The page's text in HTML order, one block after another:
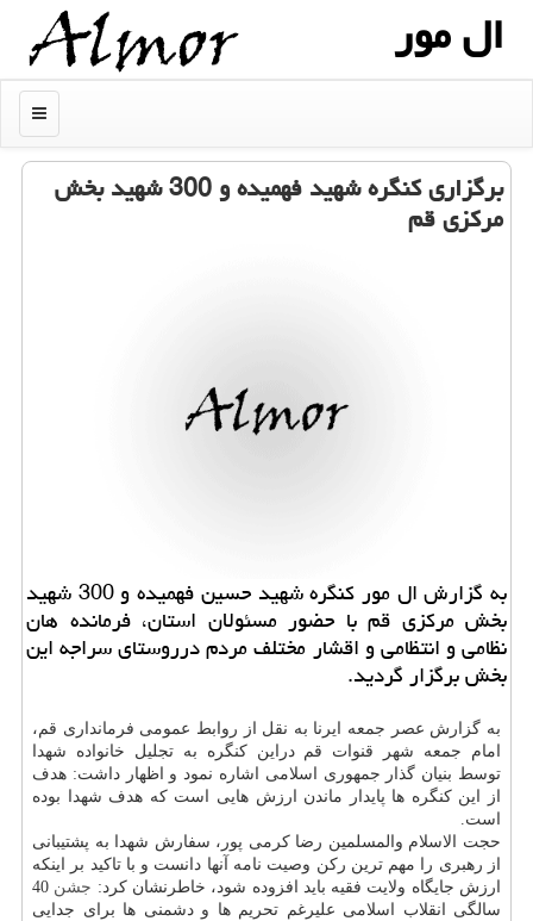
ال مور
منو
برگزاری كنگره شهید فهمیده و 300 شهید بخش
مركزی قم
به گزارش ال مور كنگره شهید حسین فهمیده و 300 شهید
بخش مركزی قم با حضور مسئولان استان، فرمانده هان
نظامی و انتظامی و اقشار مختلف مردم درروستای سراجه این
بخش برگزار گردید.
به گزارش عصر جمعه ایرنا به نقل از روابط عمومی فرمانداری قم،
امام جمعه شهر قنوات قم دراین كنگره به تجلیل خانواده شهدا
توسط بنیان گذار جمهوری اسلامی اشاره نمود و اظهار داشت: هدف
از این كنگره ها پایدار ماندن ارزش هایی است كه هدف شهدا بوده
است.
حجت الاسلام والمسلمین رضا كرمی پور، سفارش شهدا به پشتیبانی
از رهبری را مهم ترین ركن وصیت نامه آنها دانست و با تاكید بر اینكه
ارزش جایگاه ولایت فقیه باید افزوده شود، خاطرنشان كرد: جشن 40
سالگی انقلاب اسلامی علیرغم تحریم ها و دشمنی ها برای جدایی